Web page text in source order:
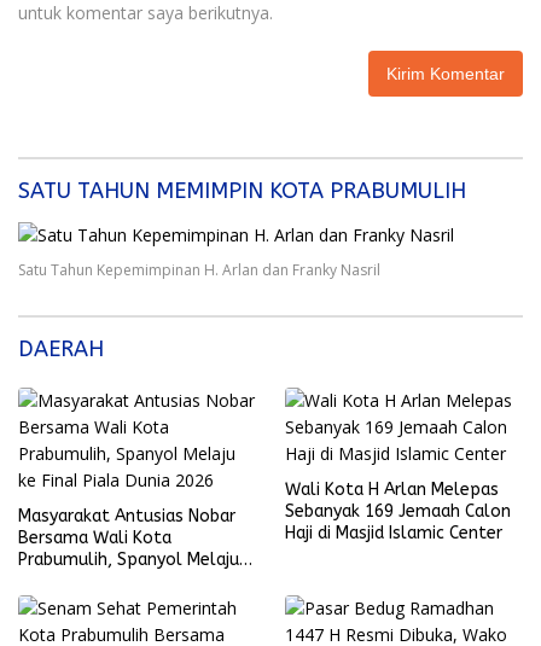
untuk komentar saya berikutnya.
SATU TAHUN MEMIMPIN KOTA PRABUMULIH
Satu Tahun Kepemimpinan H. Arlan dan Franky Nasril
DAERAH
Masyarakat Antusias Nobar
Bersama Wali Kota
Prabumulih, Spanyol Melaju
Wali Kota H Arlan Melepas
Sebanyak 169 Jemaah Calon
Haji di Masjid Islamic Center